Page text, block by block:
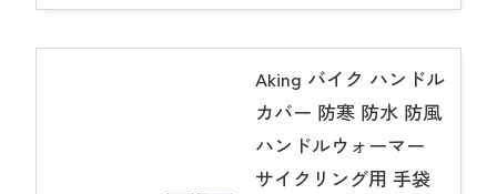
Aking バイク ハンドル
カバー 防寒 防水 防風
ハンドルウォーマー
サイクリング用 手袋